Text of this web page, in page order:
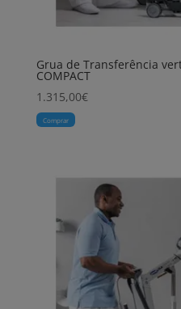
Grua de Transferência
COMPACT
1.315,00€
Comprar